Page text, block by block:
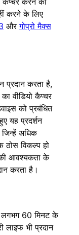
करने के लिए
औरगोप्रो मैक्स
प्रदान करता है,
वीडियो कैप्चर
को प्रबंधित
यह प्रदर्शन
अधिक
ठोस विकल्प हो
की आवश्यकता के
करता है।
60 मिनट के
लाइफ भी प्रदान